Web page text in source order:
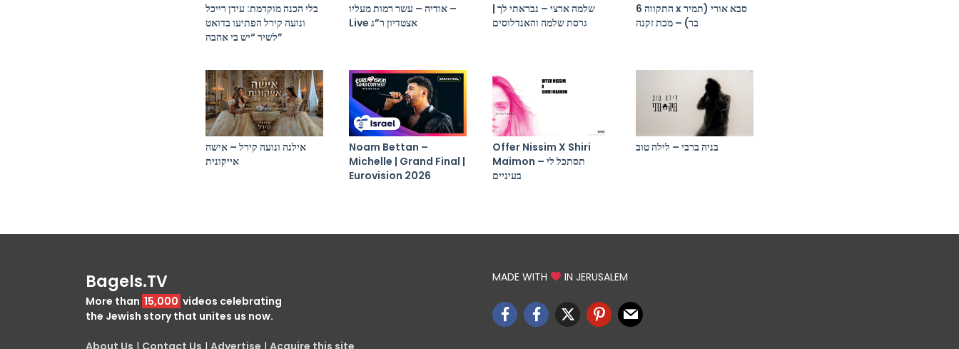
בלי הכנה מוקדמת: עידן רייכל
ונועה קירל הפתיעו בדואט
לשיר “יש בי אהבה”
אודיה – עשר רמות מעליו –
Live אצטדיון ר”ג
שלמה ארצי – נבראתי לך |
גרסת שלמה והאנדלוסים
התקווה 6 x סבא אורי (תמיר
בר) – מכת זקנה
אילנה ונועה קירל – אישה
אייקונית
Noam Bettan –
Michelle | Grand Final |
Eurovision 2026
Offer Nissim X Shiri
Maimon – תסתכל לי
בעיניים
בניה ברבי – לילה טוב
Bagels.TV
More than 15,000 videos celebrating
the Jewish story that unites us now.
About Us | Contact Us | Advertise | Acquire this site
MADE WITH IN JERUSALEM